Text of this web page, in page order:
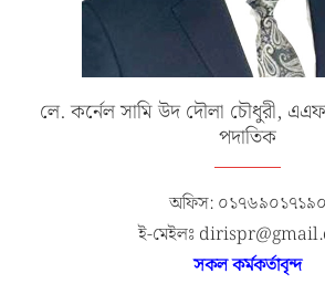
লে. কর্নেল সামি উদ দৌলা চৌধুরী,
পদাতিক
অফিস: ০১৭৬৯০১৭১৯০
ই-মেইলঃ
সকল কর্মকর্তাবৃন্দ